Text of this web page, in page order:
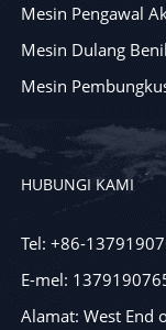
Mesin Pengawal
Mesin Dulang
Mesin
HUBUNGI KAMI
Tel: +86-
E-mel:
Alamat: West End